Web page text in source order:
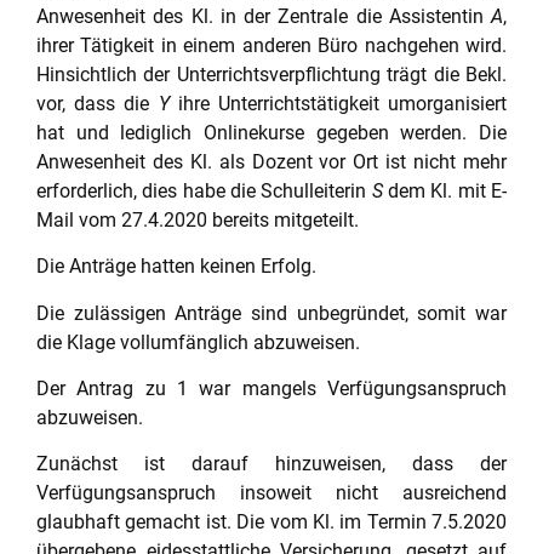
Anwesenheit des Kl. in der Zentrale die Assistentin A,
ihrer Tätigkeit in einem anderen Büro nachgehen wird.
Hinsichtlich der Unterrichtsverpflichtung trägt die Bekl.
vor, dass die Yihre Unterrichtstätigkeit umorganisiert
hat und lediglich Onlinekurse gegeben werden. Die
Anwesenheit des Kl. als Dozent vor Ort ist nicht mehr
erforderlich, dies habe die Schulleiterin Sdem Kl. mit E-
Mail vom 27.4.2020 bereits mitgeteilt.
Die Anträge hatten keinen Erfolg.
Die zulässigen Anträge sind unbegründet, somit war
die Klage vollumfänglich abzuweisen.
Der Antrag zu 1 war mangels Verfügungsanspruch
abzuweisen.
Zunächst ist darauf hinzuweisen, dass der
Verfügungsanspruch insoweit nicht ausreichend
glaubhaft gemacht ist. Die vom Kl. im Termin 7.5.2020